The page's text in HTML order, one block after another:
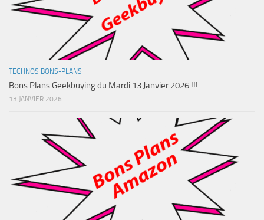
TECHNOS BONS-PLANS
Bons Plans Geekbuying du Mardi 13 Janvier 2026 !!!
13 JANVIER 2026